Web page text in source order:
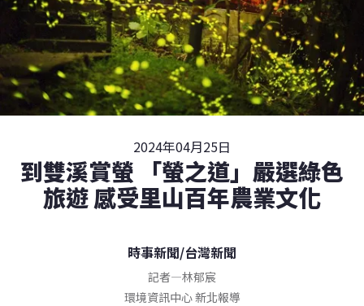
2024年04月25日
到雙溪賞螢 「螢之道」嚴選綠色
旅遊 感受里山百年農業文化
時事新聞/台灣新聞
記者—林郁宸
環境資訊中心新北報導